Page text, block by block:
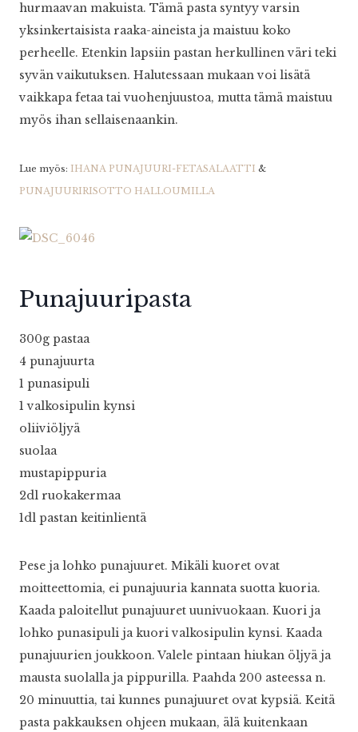
hurmaavan makuista. Tämä pasta syntyy varsin
yksinkertaisista raaka-aineista ja maistuu koko
perheelle. Etenkin lapsiin pastan herkullinen väri teki
syvän vaikutuksen. Halutessaan mukaan voi lisätä
vaikkapa fetaa tai vuohenjuustoa, mutta tämä maistuu
myös ihan sellaisenaankin.
Lue myös: IHANA PUNAJUURI-FETASALAATTI &
PUNAJUURIRISOTTO HALLOUMILLA
Punajuuripasta
300g pastaa
4 punajuurta
1 punasipuli
1 valkosipulin kynsi
oliiviöljyä
suolaa
mustapippuria
2dl ruokakermaa
1dl pastan keitinlientä
Pese ja lohko punajuuret. Mikäli kuoret ovat
moitteettomia, ei punajuuria kannata suotta kuoria.
Kaada paloitellut punajuuret uunivuokaan. Kuori ja
lohko punasipuli ja kuori valkosipulin kynsi. Kaada
punajuurien joukkoon. Valele pintaan hiukan öljyä ja
mausta suolalla ja pippurilla. Paahda 200 asteessa n.
20 minuuttia, tai kunnes punajuuret ovat kypsiä. Keitä
pasta pakkauksen ohjeen mukaan, älä kuitenkaan